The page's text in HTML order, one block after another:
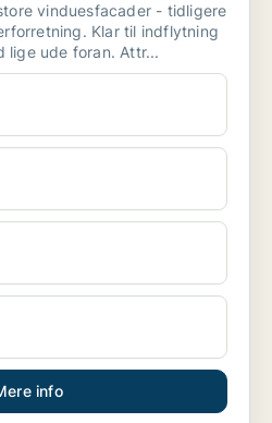
vinduesfacader - tidligere
til indflytning
lige ude foran. Attr...
info